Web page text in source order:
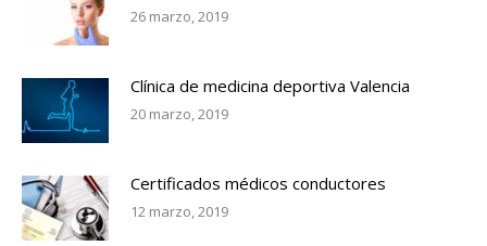
26 marzo, 2019
Clínica de medicina deportiva Valencia
20 marzo, 2019
Certificados médicos conductores
12 marzo, 2019